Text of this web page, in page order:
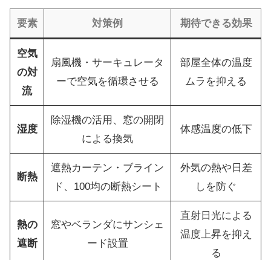
要素 対策例 期待できる効果
空気
の対
流
扇風機・サーキュレータ
ーで空気を循環させる
部屋全体の温度
ムラを抑える
湿度
除湿機の活用、窓の開閉
による換気
体感温度の低下
断熱
遮熱カーテン・ブライン
ド、100均の断熱シート
外気の熱や日差
しを防ぐ
熱の
遮断
窓やベランダにサンシェ
ード設置
直射日光による
温度上昇を抑え
る